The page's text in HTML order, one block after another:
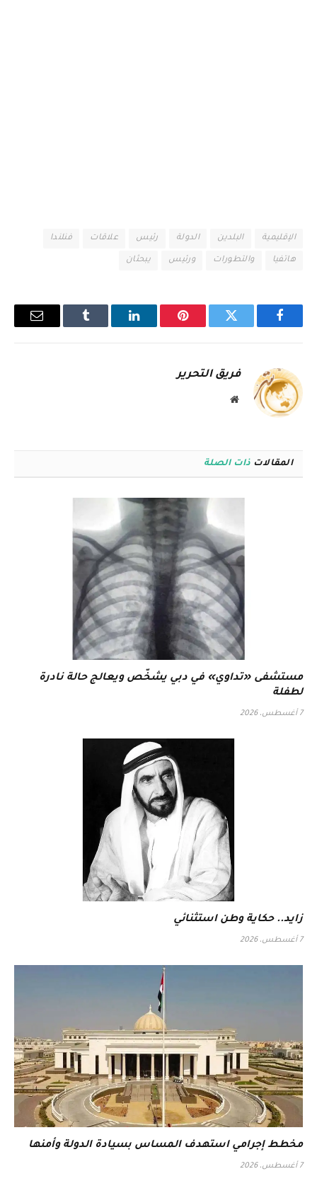
الإقليمية البلدين الدولة رئيس علاقات فنلندا
هاتفيا والتطورات ورئيس يبحثان
فيسبوك تويتر بينتيريستلينكدإن Tumblr
البريد
فريق التحرير
موقع
المقالات ذات الصلة
مستشفى «تداوي» في دبي يشخّص ويعالج حالة نادرة
لطفلة
7 أغسطس، 2026
زايد.. حكاية وطن استثنائي
7 أغسطس، 2026
مخطط إجرامي استهدف المساس بسيادة الدولة وأمنها
7 أغسطس، 2026